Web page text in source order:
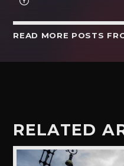
READ MORE POSTS
RELATED